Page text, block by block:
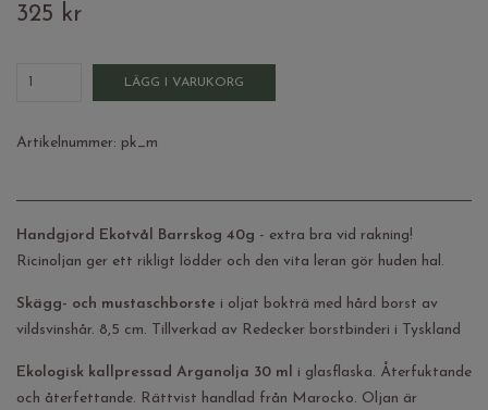
325 kr
LÄGG I VARUKORG
Artikelnummer: pk_m
Handgjord Ekotvål Barrskog 40g - extra bra vid rakning!
Ricinoljan ger ett rikligt lödder och den vita leran gör huden hal.
Skägg- och mustaschborste i oljat bokträ med hård borst av
vildsvinshår. 8,5 cm. Tillverkad av Redecker borstbinderi i Tyskland
Ekologisk kallpressad Arganolja 30 ml
i glasflaska. Återfuktande
och återfettande. Rättvist handlad från Marocko. Oljan är